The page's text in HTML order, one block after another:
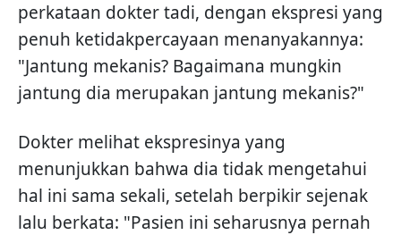
perkataan dokter tadi, dengan ekspresi yang
penuh ketidakpercayaan menanyakannya:
"Jantung mekanis? Bagaimana mungkin
jantung dia merupakan jantung mekanis?"
Dokter melihat ekspresinya yang
menunjukkan bahwa dia tidak mengetahui
hal ini sama sekali, setelah berpikir sejenak
lalu berkata: "Pasien ini seharusnya pernah